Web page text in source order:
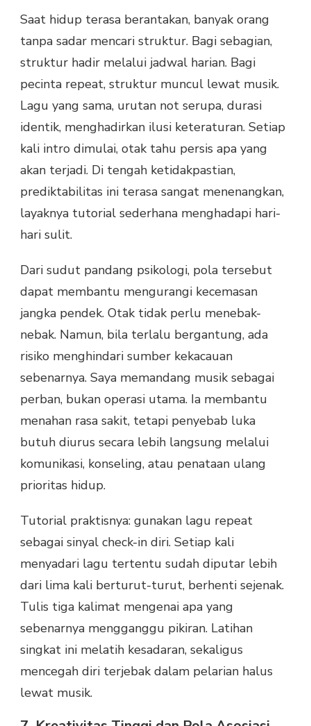
Saat hidup terasa berantakan, banyak orang
tanpa sadar mencari struktur. Bagi sebagian,
struktur hadir melalui jadwal harian. Bagi
pecinta repeat, struktur muncul lewat musik.
Lagu yang sama, urutan not serupa, durasi
identik, menghadirkan ilusi keteraturan. Setiap
kali intro dimulai, otak tahu persis apa yang
akan terjadi. Di tengah ketidakpastian,
prediktabilitas ini terasa sangat menenangkan,
layaknya tutorial sederhana menghadapi hari-
hari sulit.
Dari sudut pandang psikologi, pola tersebut
dapat membantu mengurangi kecemasan
jangka pendek. Otak tidak perlu menebak-
nebak. Namun, bila terlalu bergantung, ada
risiko menghindari sumber kekacauan
sebenarnya. Saya memandang musik sebagai
perban, bukan operasi utama. Ia membantu
menahan rasa sakit, tetapi penyebab luka
butuh diurus secara lebih langsung melalui
komunikasi, konseling, atau penataan ulang
prioritas hidup.
Tutorial praktisnya: gunakan lagu repeat
sebagai sinyal check-in diri. Setiap kali
menyadari lagu tertentu sudah diputar lebih
dari lima kali berturut-turut, berhenti sejenak.
Tulis tiga kalimat mengenai apa yang
sebenarnya mengganggu pikiran. Latihan
singkat ini melatih kesadaran, sekaligus
mencegah diri terjebak dalam pelarian halus
lewat musik.